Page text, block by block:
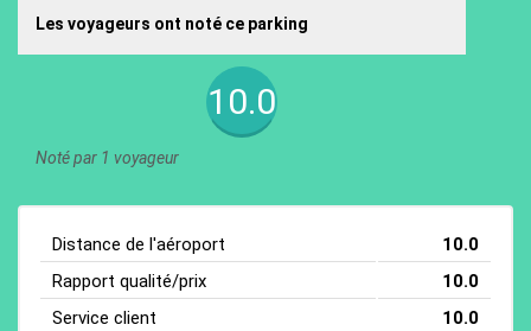
Les voyageurs ont noté ce parking
10.0
Noté par 1 voyageur
Distance de l'aéroport
10.0
Rapport qualité/prix
10.0
Service client
10.0